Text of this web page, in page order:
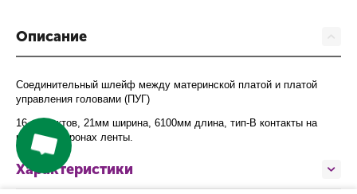
Описание
Соединительный шлейф между материнской платой и платой
управления головами (ПУГ)
16 контактов, 21мм ширина, 6100мм длина, тип-B контакты на
разных сторонах ленты.
Характеристики